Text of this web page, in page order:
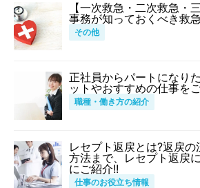
【一次救急・二次救急・
事務が知っておくべき救
その他
正社員からパートになり
ットやおすすめの仕事を
職種・働き方の紹介
レセプト返戻とは?返戻
方法まで、レセプト返戻
にご紹介!!
仕事のお役立ち情報